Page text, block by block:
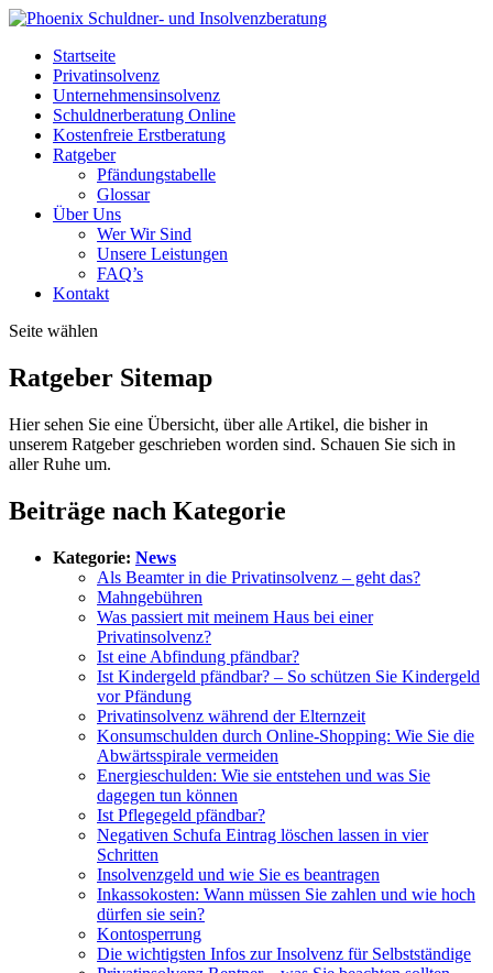
Startseite
Privatinsolvenz
Unternehmensinsolvenz
Schuldnerberatung Online
Kostenfreie Erstberatung
Ratgeber
Pfändungstabelle
Glossar
Über Uns
Wer Wir Sind
Unsere Leistungen
FAQ’s
Kontakt
Seite wählen
Ratgeber Sitemap
Hier sehen Sie eine Übersicht, über alle Artikel, die bisher in
unserem Ratgeber geschrieben worden sind. Schauen Sie sich in
aller Ruhe um.
Beiträge nach Kategorie
Kategorie: News
Als Beamter in die Privatinsolvenz – geht das?
Mahngebühren
Was passiert mit meinem Haus bei einer
Privatinsolvenz?
Ist eine Abfindung pfändbar?
Ist Kindergeld pfändbar? – So schützen Sie Kindergeld
vor Pfändung
Privatinsolvenz während der Elternzeit
Konsumschulden durch Online-Shopping: Wie Sie die
Abwärtsspirale vermeiden
Energieschulden: Wie sie entstehen und was Sie
dagegen tun können
Ist Pflegegeld pfändbar?
Negativen Schufa Eintrag löschen lassen in vier
Schritten
Insolvenzgeld und wie Sie es beantragen
Inkassokosten: Wann müssen Sie zahlen und wie hoch
dürfen sie sein?
Kontosperrung
Die wichtigsten Infos zur Insolvenz für Selbstständige